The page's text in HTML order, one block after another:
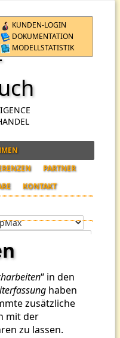
KUNDEN-LOGIN
DOKUMENTATION
MODELLSTATISTIK
PARTNER
KONTAKT
“ in den
haben
zusätzliche
mit der
zu lassen.